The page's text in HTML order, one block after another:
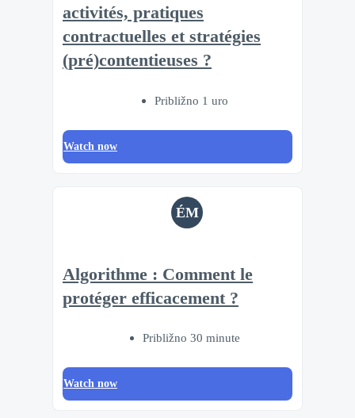
activités, pratiques
contractuelles et stratégies
(pré)contentieuses ?
Približno 1 uro
Watch now
ÉM
Algorithme : Comment le
protéger efficacement ?
Približno 30 minute
Watch now